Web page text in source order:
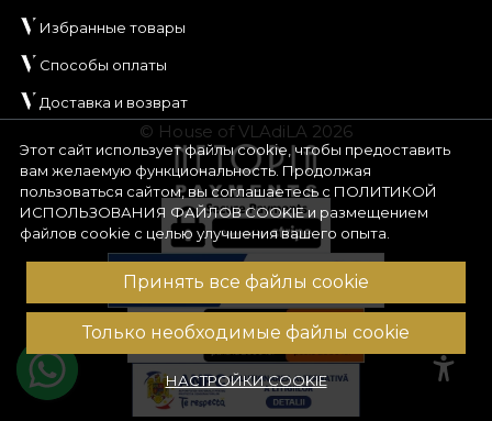
Этот сайт использует файлы cookie, чтобы предоставить
вам желаемую функциональность. Продолжая
пользоваться сайтом, вы соглашаетесь с ПОЛИТИКОЙ
ИСПОЛЬЗОВАНИЯ ФАЙЛОВ COOKIEи размещением
файлов cookie с целью улучшения вашего опыта.
Принять все файлы cookie
Только необходимые файлы cookie
НАСТРОЙКИ COOKIE
Избранные товары
Способы оплаты
Доставка и возврат
© House of VLAdiLA 2026